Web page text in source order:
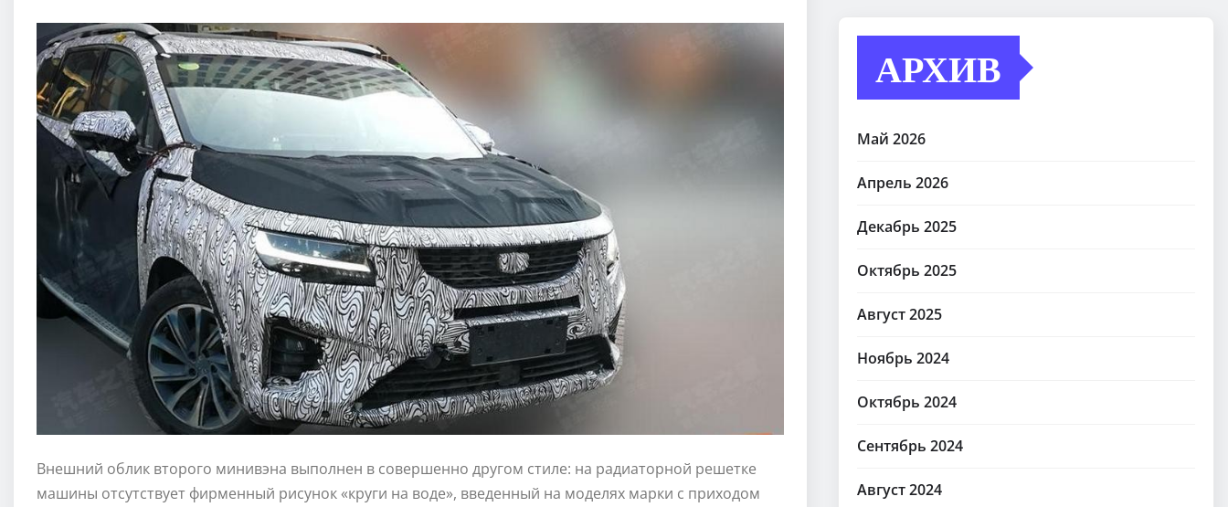
Внешний облик второго минивэна выполнен в совершенно другом стиле: на радиаторной решетке
машины отсутствует фирменный рисунок «круги на воде», введенный на моделях марки с приходом
АРХИВ
Май 2026
Апрель 2026
Декабрь 2025
Октябрь 2025
Август 2025
Ноябрь 2024
Октябрь 2024
Сентябрь 2024
Август 2024